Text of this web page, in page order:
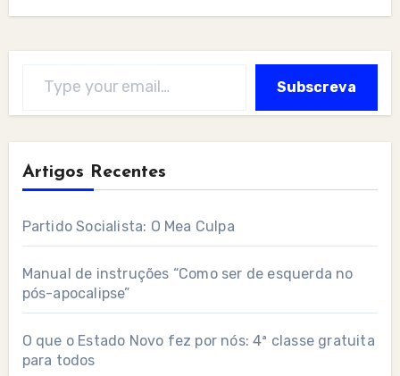
Subscreva
Artigos Recentes
Partido Socialista: O Mea Culpa
Manual de instruções “Como ser de esquerda no
pós-apocalipse”
O que o Estado Novo fez por nós: 4ª classe gratuita
para todos